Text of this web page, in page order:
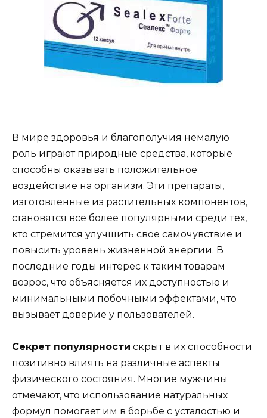
В мире здоровья и благополучия немалую
роль играют природные средства, которые
способны оказывать положительное
воздействие на организм. Эти препараты,
изготовленные из растительных компонентов,
становятся все более популярными среди тех,
кто стремится улучшить свое самочувствие и
повысить уровень жизненной энергии. В
последние годы интерес к таким товарам
возрос, что объясняется их доступностью и
минимальными побочными эффектами, что
вызывает доверие у пользователей.
Секрет популярности скрыт в их способности
позитивно влиять на различные аспекты
физического состояния. Многие мужчины
отмечают, что использование натуральных
формул помогает им в борьбе с усталостью и